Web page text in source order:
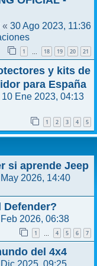
« 30 Ago 2023, 11:36
1 … 18 19 20 21
y kits de
para España
10 Ene 2023, 04:13
1 2 3 4 5
si aprende Jeep
2026, 14:40
Defender?
2026, 06:38
1 4 5 6 7
del 4x4
2025, 09:25